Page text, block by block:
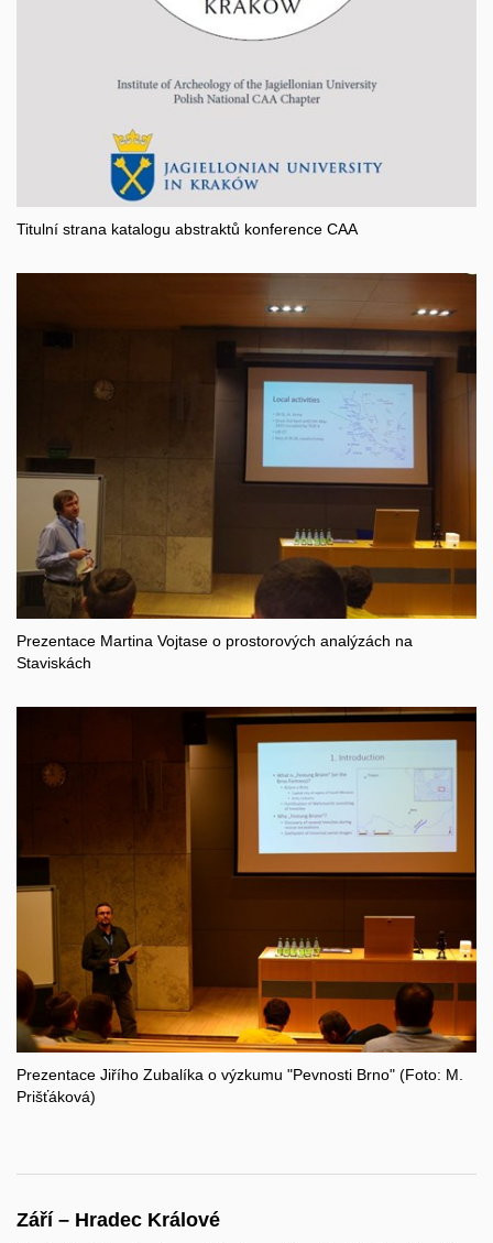
Titulní strana katalogu abstraktů konference CAA
Prezentace Martina Vojtase o prostorových analýzách na
Staviskách
Prezentace Jiřího Zubalíka o výzkumu "Pevnosti Brno" (Foto: M.
Prišťáková)
Září – Hradec Králové